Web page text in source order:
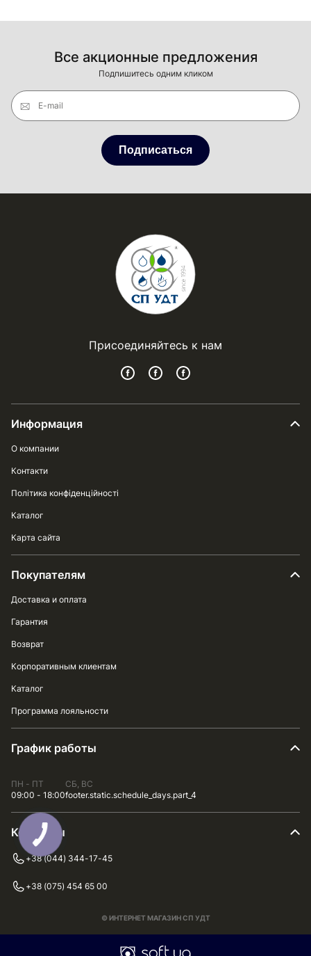
Все акционные предложения
Подпишитесь одним кликом
E-mail
Подписаться
Присоединяйтесь к нам
Информация
О компании
Контакти
Політика конфіденційності
Каталог
Карта сайта
Покупателям
Доставка и оплата
Гарантия
Возврат
Корпоративным клиентам
Каталог
Программа лояльности
График работы
ПН - ПТ
09:00 - 18:00
СБ, ВС
footer.static.schedule_days.part_4
Контакты
+38 (044) 344-17-45
+38 (075) 454 65 00
© ИНТЕРНЕТ МАГАЗИН СП УДТ